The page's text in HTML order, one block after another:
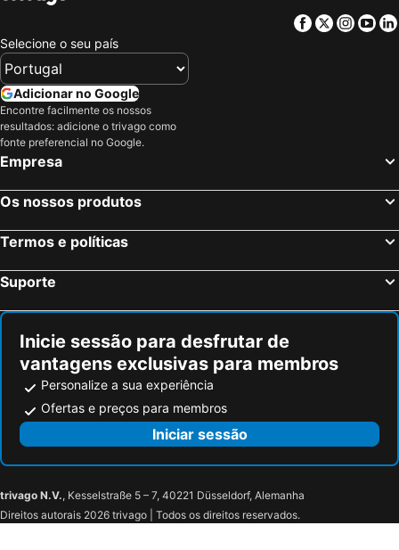
Facebook
Twitter
Selecione o seu país
Adicionar no Google
Encontre facilmente os nossos
resultados: adicione o trivago como
fonte preferencial no Google.
Empresa
Os nossos produtos
Termos e políticas
Suporte
Inicie sessão para desfrutar de
vantagens exclusivas para membros
Personalize a sua experiência
Ofertas e preços para membros
Iniciar sessão
trivago N.V., Kesselstraße 5 – 7, 40221 Düsseldorf, Alemanha
Direitos autorais 2026 trivago | Todos os direitos reservados.